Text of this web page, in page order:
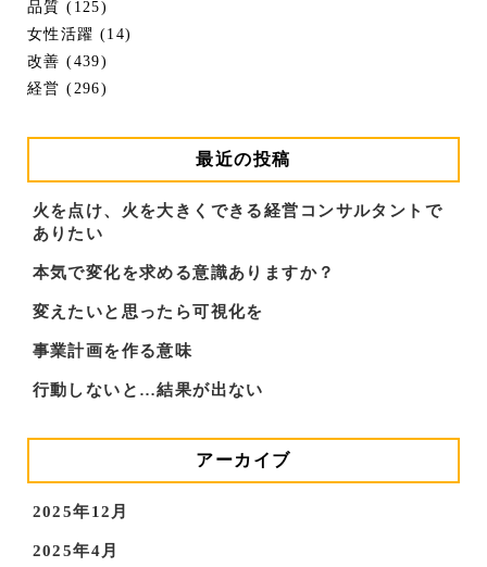
品質 (125)
女性活躍 (14)
改善 (439)
経営 (296)
最近の投稿
火を点け、火を大きくできる経営コンサルタントで
ありたい
本気で変化を求める意識ありますか？
変えたいと思ったら可視化を
事業計画を作る意味
行動しないと…結果が出ない
アーカイブ
2025年12月
2025年4月